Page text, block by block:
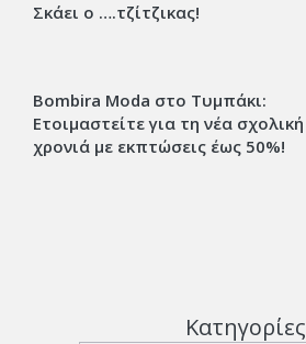
Σκάει ο ….τζίτζικας!
Bombira Moda στο Τυμπάκι:
Ετοιμαστείτε για τη νέα σχολική
χρονιά με εκπτώσεις έως 50%!
Κατηγορίες